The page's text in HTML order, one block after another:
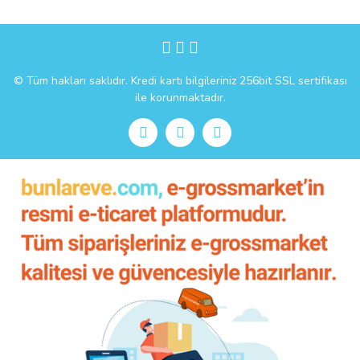
© Tüm hakları saklıdır. Kredi kartı bilgileriniz 256bit SSL sertifikası
ile korunmaktadır.